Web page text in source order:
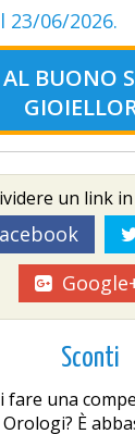
23/06/2026.
BUONO
un link
Sconti
una
È